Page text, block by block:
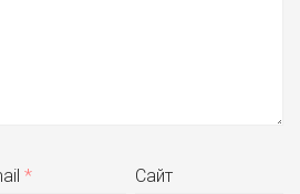
* Сайт